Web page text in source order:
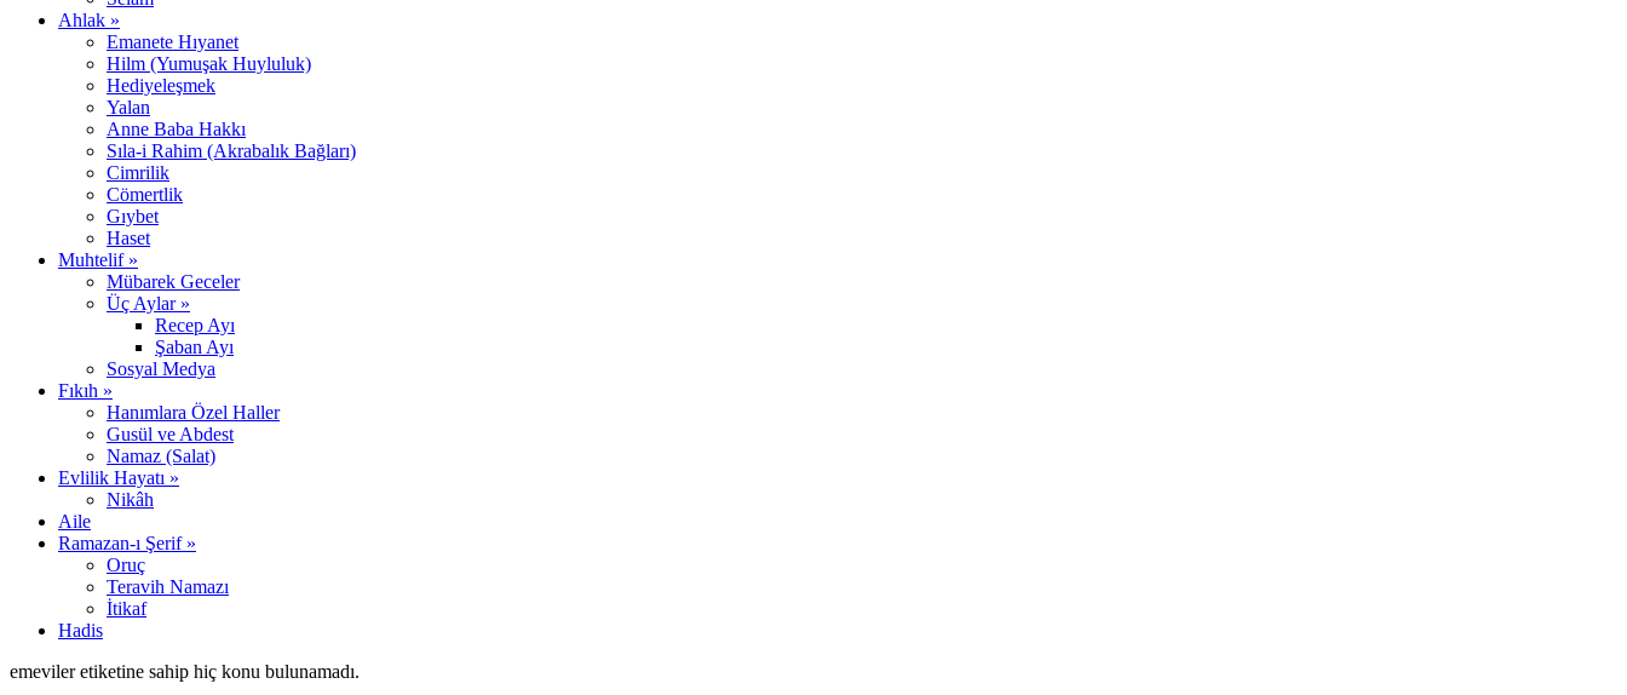
Ahlak »
Emanete Hıyanet
Hilm (Yumuşak Huyluluk)
Hediyeleşmek
Yalan
Anne Baba Hakkı
Sıla-i Rahim (Akrabalık Bağları)
Cimrilik
Cömertlik
Gıybet
Haset
Muhtelif »
Mübarek Geceler
Üç Aylar »
Recep Ayı
Şaban Ayı
Sosyal Medya
Fıkıh »
Hanımlara Özel Haller
Gusül ve Abdest
Namaz (Salat)
Evlilik Hayatı »
Nikâh
Aile
Ramazan-ı Şerif »
Oruç
Teravih Namazı
İtikaf
Hadis
emeviler etiketine sahip hiç konu bulunamadı.